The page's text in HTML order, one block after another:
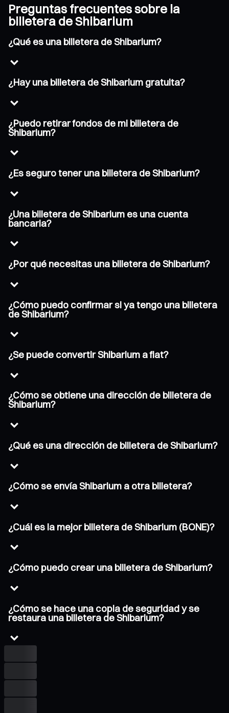
Preguntas frecuentes sobre la
billetera de Shibarium
¿Qué es una billetera de Shibarium?
¿Hay una billetera de Shibarium gratuita?
¿Puedo retirar fondos de mi billetera de
Shibarium?
¿Es seguro tener una billetera de Shibarium?
¿Una billetera de Shibarium es una cuenta
bancaria?
¿Por qué necesitas una billetera de Shibarium?
¿Cómo puedo confirmar si ya tengo una billetera
de Shibarium?
¿Se puede convertir Shibarium a fiat?
¿Cómo se obtiene una dirección de billetera de
Shibarium?
¿Qué es una dirección de billetera de Shibarium?
¿Cómo se envía Shibarium a otra billetera?
¿Cuál es la mejor billetera de Shibarium (BONE)?
¿Cómo puedo crear una billetera de Shibarium?
¿Cómo se hace una copia de seguridad y se
restaura una billetera de Shibarium?